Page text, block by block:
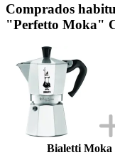
Comprados
"Perfetto Moka"
Bialetti Moka